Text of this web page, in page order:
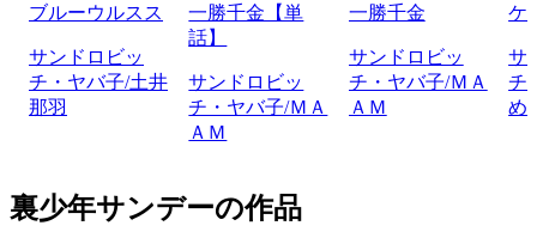
ブルーウルスス
サンドロビッ
チ・ヤバ子/土井
那羽
一勝千金【単
話】
サンドロビッ
チ・ヤバ子/ＭＡ
ＡＭ
一勝千金
サンドロビッ
チ・ヤバ子/ＭＡ
ＡＭ
ケ
サ
チ
め
裏少年サンデーの作品